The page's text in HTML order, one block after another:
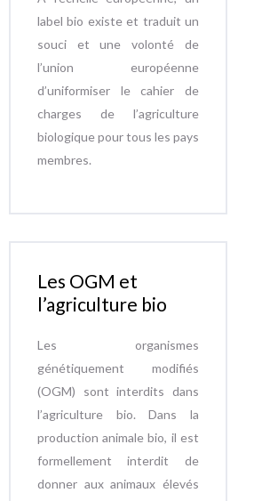
label bio existe et traduit un
souci et une volonté de
l’union européenne
d’uniformiser le cahier de
charges de l’agriculture
biologique pour tous les pays
membres.
Les OGM et
l’agriculture bio
Les organismes
génétiquement modifiés
(OGM) sont interdits dans
l’agriculture bio. Dans la
production animale bio, il est
formellement interdit de
donner aux animaux élevés